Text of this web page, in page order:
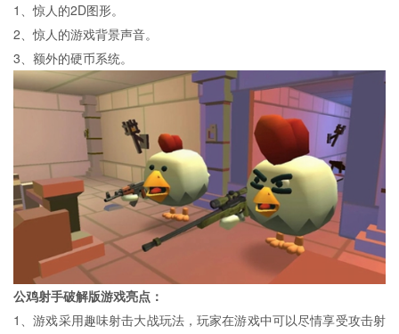
1、惊人的2D图形。
2、惊人的游戏背景声音。
3、额外的硬币系统。
公鸡射手破解版游戏亮点：
1、游戏采用趣味射击大战玩法，玩家在游戏中可以尽情享受攻击射